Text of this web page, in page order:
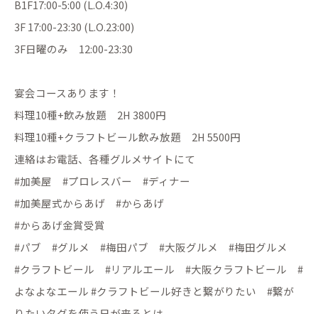
B1F17:00-5:00 (L.O.4:30)
3F 17:00-23:30 (L.O.23:00)
3F日曜のみ 12:00-23:30
宴会コースあります！
料理10種+飲み放題 2H 3800円
料理10種+クラフトビール飲み放題 2H 5500円
連絡はお電話、各種グルメサイトにて
#加美屋 #プロレスバー #ディナー
#加美屋式からあげ #からあげ
#からあげ金賞受賞
#パブ #グルメ #梅田パブ #大阪グルメ #梅田グルメ
#クラフトビール #リアルエール #大阪クラフトビール #
よなよなエール #クラフトビール好きと繋がりたい #繋が